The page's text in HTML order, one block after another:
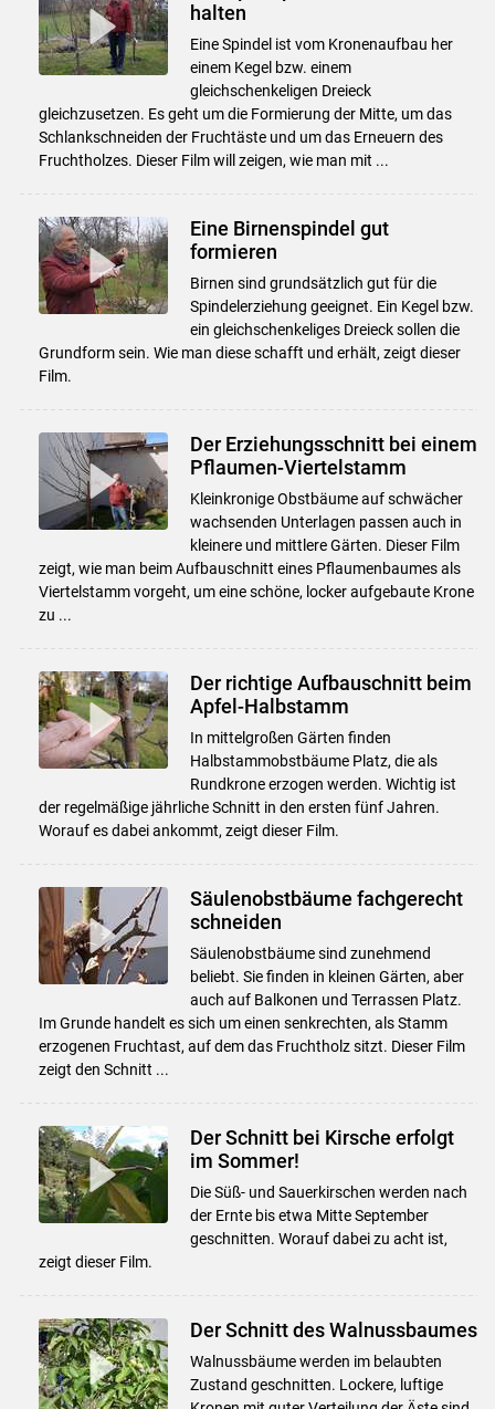
halten
Eine Spindel ist vom Kronenaufbau her
einem Kegel bzw. einem
gleichschenkeligen Dreieck
gleichzusetzen. Es geht um die Formierung der Mitte, um das
Schlankschneiden der Fruchtäste und um das Erneuern des
Fruchtholzes. Dieser Film will zeigen, wie man mit ...
Eine Birnenspindel gut
formieren
Birnen sind grundsätzlich gut für die
Spindelerziehung geeignet. Ein Kegel bzw.
ein gleichschenkeliges Dreieck sollen die
Grundform sein. Wie man diese schafft und erhält, zeigt dieser
Film.
Der Erziehungsschnitt bei einem
Pflaumen-Viertelstamm
Kleinkronige Obstbäume auf schwächer
wachsenden Unterlagen passen auch in
kleinere und mittlere Gärten. Dieser Film
zeigt, wie man beim Aufbauschnitt eines Pflaumenbaumes als
Viertelstamm vorgeht, um eine schöne, locker aufgebaute Krone
zu ...
Der richtige Aufbauschnitt beim
Apfel-Halbstamm
In mittelgroßen Gärten finden
Halbstammobstbäume Platz, die als
Rundkrone erzogen werden. Wichtig ist
der regelmäßige jährliche Schnitt in den ersten fünf Jahren.
Worauf es dabei ankommt, zeigt dieser Film.
Säulenobstbäume fachgerecht
schneiden
Säulenobstbäume sind zunehmend
beliebt. Sie finden in kleinen Gärten, aber
auch auf Balkonen und Terrassen Platz.
Im Grunde handelt es sich um einen senkrechten, als Stamm
erzogenen Fruchtast, auf dem das Fruchtholz sitzt. Dieser Film
zeigt den Schnitt ...
Der Schnitt bei Kirsche erfolgt
im Sommer!
Die Süß- und Sauerkirschen werden nach
der Ernte bis etwa Mitte September
geschnitten. Worauf dabei zu acht ist,
zeigt dieser Film.
Der Schnitt des Walnussbaumes
Walnussbäume werden im belaubten
Zustand geschnitten. Lockere, luftige